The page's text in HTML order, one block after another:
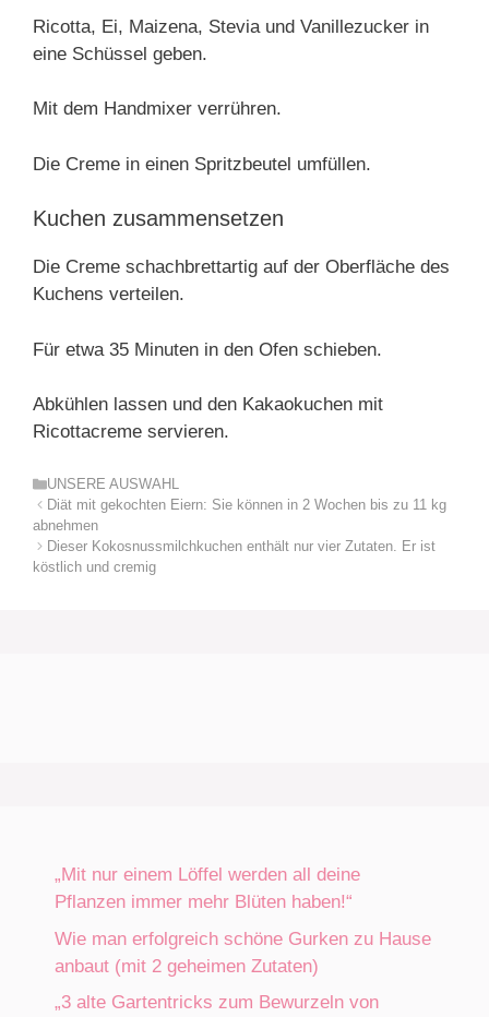
Ricotta, Ei, Maizena, Stevia und Vanillezucker in
eine Schüssel geben.
Mit dem Handmixer verrühren.
Die Creme in einen Spritzbeutel umfüllen.
Kuchen zusammensetzen
Die Creme schachbrettartig auf der Oberfläche des
Kuchens verteilen.
Für etwa 35 Minuten in den Ofen schieben.
Abkühlen lassen und den Kakaokuchen mit
Ricottacreme servieren.
Kategorien
UNSERE AUSWAHL
Diät mit gekochten Eiern: Sie können in 2 Wochen bis zu 11 kg
abnehmen
Dieser Kokosnussmilchkuchen enthält nur vier Zutaten. Er ist
köstlich und cremig
„Mit nur einem Löffel werden all deine
Pflanzen immer mehr Blüten haben!“
Wie man erfolgreich schöne Gurken zu Hause
anbaut (mit 2 geheimen Zutaten)
„3 alte Gartentricks zum Bewurzeln von